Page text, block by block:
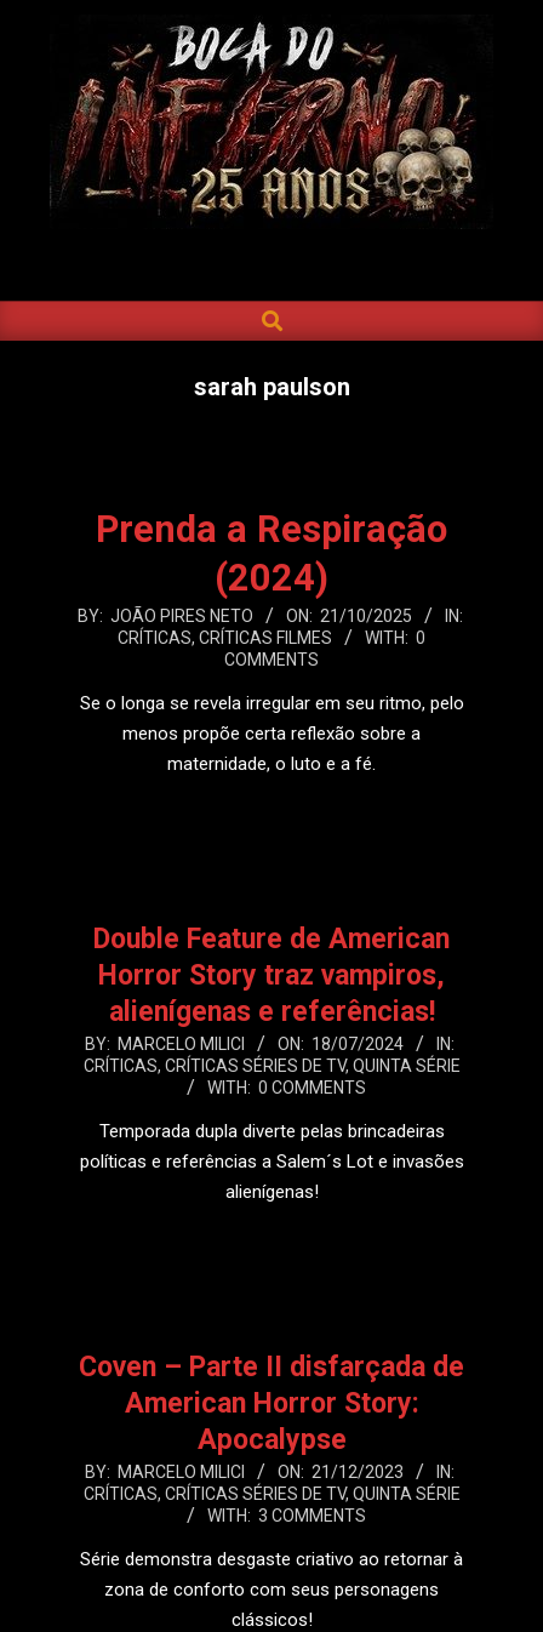
DO
INFERNO
Navigation
SEARCH
sarah paulson
Prenda a Respiração
(2024)
2025-
BY: JOÃO PIRES NETO ON: 21/10/2025
IN:
CRÍTICAS, CRÍTICAS FILMES WITH: 0
COMMENTS
Se o longa se revela irregular em seu ritmo, pelo
menos propõe certa reflexão sobre a
maternidade, o luto e a fé.
Double Feature de American
Horror Story traz vampiros,
alienígenas e referências!
2024-
07-
BY: MARCELO MILICI ON: 18/07/2024
IN:
CRÍTICAS, CRÍTICAS SÉRIES DE TV, QUINTA SÉRIE
WITH: 0 COMMENTS
Temporada dupla diverte pelas brincadeiras
políticas e referências a Salem´s Lot e invasões
alienígenas!
Coven – Parte II disfarçada de
American Horror Story:
Apocalypse
2023-
12-
BY: MARCELO MILICI ON: 21/12/2023
IN:
CRÍTICAS, CRÍTICAS SÉRIES DE TV, QUINTA SÉRIE
WITH: 3 COMMENTS
Série demonstra desgaste criativo ao retornar à
zona de conforto com seus personagens
clássicos!